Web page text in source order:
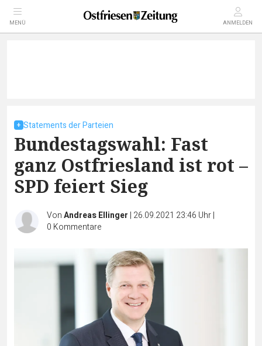
MENÜ ANMELDEN
Statements der Parteien
Bundestagswahl: Fast
ganz Ostfriesland ist rot –
SPD feiert Sieg
VonAndreas Ellinger | 26.09.2021 23:46 Uhr|
0 Kommentare